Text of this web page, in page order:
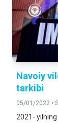
Navoiy
tarkibi
05/01/2022 •
2021-